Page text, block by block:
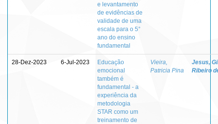
e levantamento
de evidências de
validade de uma
escala para o 5°
ano do ensino
fundamental
28-Dez-2023 6-Jul-2023
Educação
emocional
também é
fundamental - a
experiência da
metodologia
STAR como um
treinamento de
Vieira,
Patricia Pina
Jesus,
Ribeiro